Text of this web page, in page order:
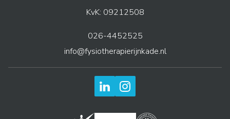
KvK: 09212508
026-4452525
info@fysiotherapierijnkade.nl